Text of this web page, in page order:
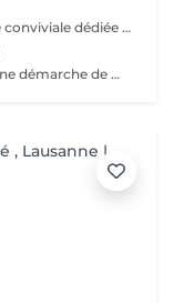
Le Salon de la longévité est une rencontre conviviale dédiée à la prévention, à la santé durable et aux clés pour vivre plus longtemps en bonne santé. Lors de ces réunions en petit comité, une thématique spécifique est abordée à partir d'un ouvrage ou d'un texte inspirant lié à la santé, à la longévité ou au bien-être. Un médecin, un expert ou un intervenant introduit le sujet par une courte lecture ou une présentation, avant d'ouvrir un moment d'échange et de discussion avec les participants. Ce format intimiste favorise le dialogue, le partage d'expériences et la réflexion autour des grands enjeux de la santé aujourd'hui. Organisé dans les locaux de Swiss Health Office à Lausanne, le salon accueille un nombre limité de participants (8 à 10 personnes) afin de garantir une atmosphère chaleureuse et interactive. La rencontre se conclut par un moment gourmand ou une coupe de champagne, permettant de prolonger les échanges dans un cadre convivial. ____ En cas d'annulation de l'événement à l'initiative de l'organisateur, l'intégralité des sommes versées sera remboursée à chaque participant, sans frais ni retenue
Ce bilan de santé complet s'inscrit dans une démarche de médecine préventive, visant à évaluer votre état de santé global et à identifier précocement d'éventuels facteurs de risque. Le parcours débute par une consultation avec un médecin généraliste interniste spécialisé en médecine préventive, permettant d'évaluer vos antécédents médicaux, votre mode de vie et vos objectifs de santé. Sur cette base, un bilan sanguin personnalisé est prescrit afin d'analyser différents marqueurs biologiques essentiels. Le bilan comprend également un scan 3D du corps entier, permettant d'obtenir une analyse précise de la morphologie et des mesures corporelles. Cette technologie rapide, non invasive et sans rayonnement offre une vision objective de la composition corporelle et constitue un outil précieux pour le suivi de la santé et de la condition physique. Une consultation finale est ensuite organisée afin de présenter les résultats, d'en proposer une interprétation médicale complète et de formuler des recommandations personnalisées en matière de prévention, de mode de vie et d'optimisation de la santé. Ce bilan permet ainsi de disposer d'une vision claire de son état de santé et d'un plan d'action adapté pour préserver son bien-être à long terme. Consultation médecin - 1h Scan corps entier - 15 min Prise de sang - 15 min Consultation avec résultat - par téléphone uniquement Santé de la femme et Performance masculine. Les check-up / prévention ne sont pas couvert par l'assurance